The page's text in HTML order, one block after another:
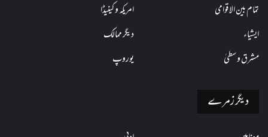
تمام بین الاقوامی
امریکہ و کینیڈا
ایشیاء
دیگر ممالک
مشرق وسطیٰ
یوروپ
دیگر زمرے